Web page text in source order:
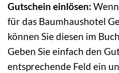
Gutschein einlösen:
für das Baumhaushotel
können Sie diesen im
Geben Sie einfach den
entsprechende Feld ein